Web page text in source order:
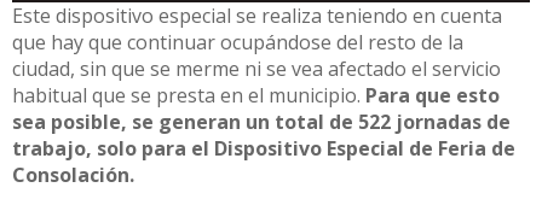
Este dispositivo especial se realiza teniendo en cuenta
que hay que continuar ocupándose del resto de la
ciudad, sin que se merme ni se vea afectado el servicio
habitual que se presta en el municipio. Para que esto
sea posible, se generan un total de 522 jornadas de
trabajo, solo para el Dispositivo Especial de Feria de
Consolación.